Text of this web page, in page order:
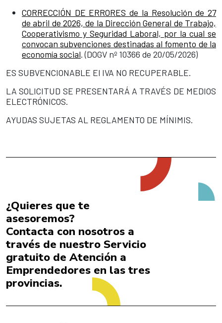
CORRECCIÓN DE ERRORES de la Resolución de 27
de abril de 2026, de la Dirección General de Trabajo,
Cooperativismo y Seguridad Laboral, por la cual se
convocan subvenciones destinadas al fomento de la
economía social. (DOGV nº 10366 de 20/05/2026)
ES SUBVENCIONABLE El IVA NO RECUPERABLE.
LA SOLICITUD SE PRESENTARÁ A TRAVÉS DE MEDIOS
ELECTRÓNICOS.
AYUDAS SUJETAS AL REGLAMENTO DE MÍNIMIS.
¿Quieres que te
asesoremos?
Contacta con nosotros a
través de nuestro Servicio
gratuito de Atención a
Emprendedores en las tres
provincias.